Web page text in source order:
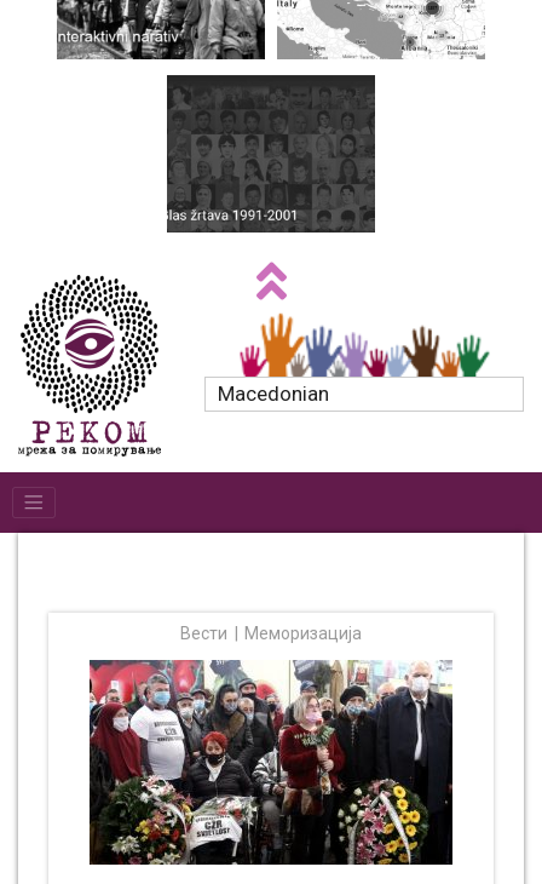
Macedonian
Вести Меморизација